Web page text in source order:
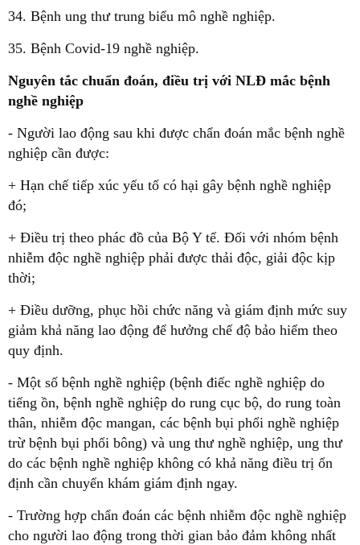
34. Bệnh ung thư trung biểu mô nghề nghiệp.
35. Bệnh Covid-19 nghề nghiệp.
Nguyên tắc chuẩn đoán, điều trị với NLĐ mắc bệnh
nghề nghiệp
- Người lao động sau khi được chẩn đoán mắc bệnh nghề
nghiệp cần được:
+ Hạn chế tiếp xúc yếu tố có hại gây bệnh nghề nghiệp
đó;
+ Điều trị theo phác đồ của Bộ Y tế. Đối với nhóm bệnh
nhiễm độc nghề nghiệp phải được thải độc, giải độc kịp
thời;
+ Điều dưỡng, phục hồi chức năng và giám định mức suy
giảm khả năng lao động để hưởng chế độ bảo hiểm theo
quy định.
- Một số bệnh nghề nghiệp (bệnh điếc nghề nghiệp do
tiếng ồn, bệnh nghề nghiệp do rung cục bộ, do rung toàn
thân, nhiễm độc mangan, các bệnh bụi phổi nghề nghiệp
trừ bệnh bụi phổi bông) và ung thư nghề nghiệp, ung thư
do các bệnh nghề nghiệp không có khả năng điều trị ổn
định cần chuyển khám giám định ngay.
- Trường hợp chẩn đoán các bệnh nhiễm độc nghề nghiệp
cho người lao động trong thời gian bảo đảm không nhất